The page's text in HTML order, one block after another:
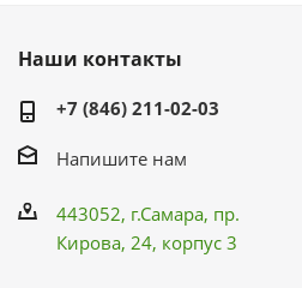
Наши контакты
+7 (846) 211-02-03
Напишите нам
443052, г.Самара, пр.
Кирова, 24, корпус 3